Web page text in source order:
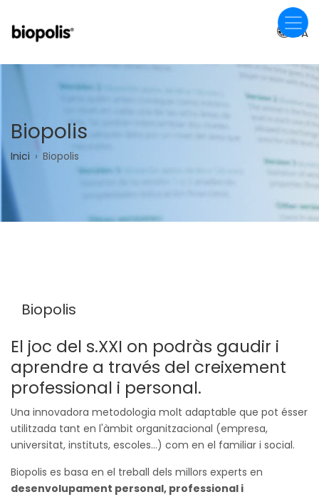
contingut
CA
Biopolis
Fil
d'ariadna
Inici Biopolis
Biopolis
El joc del s.XXI on podràs gaudir i
aprendre a través del creixement
professional i personal.
Una innovadora metodologia molt adaptable que pot ésser
utilitzada tant en l'àmbit organitzacional (empresa,
universitat, instituts, escoles...) com en el familiar i social.
Biopolis es basa en el treball dels millors experts en
desenvolupament personal, professional i